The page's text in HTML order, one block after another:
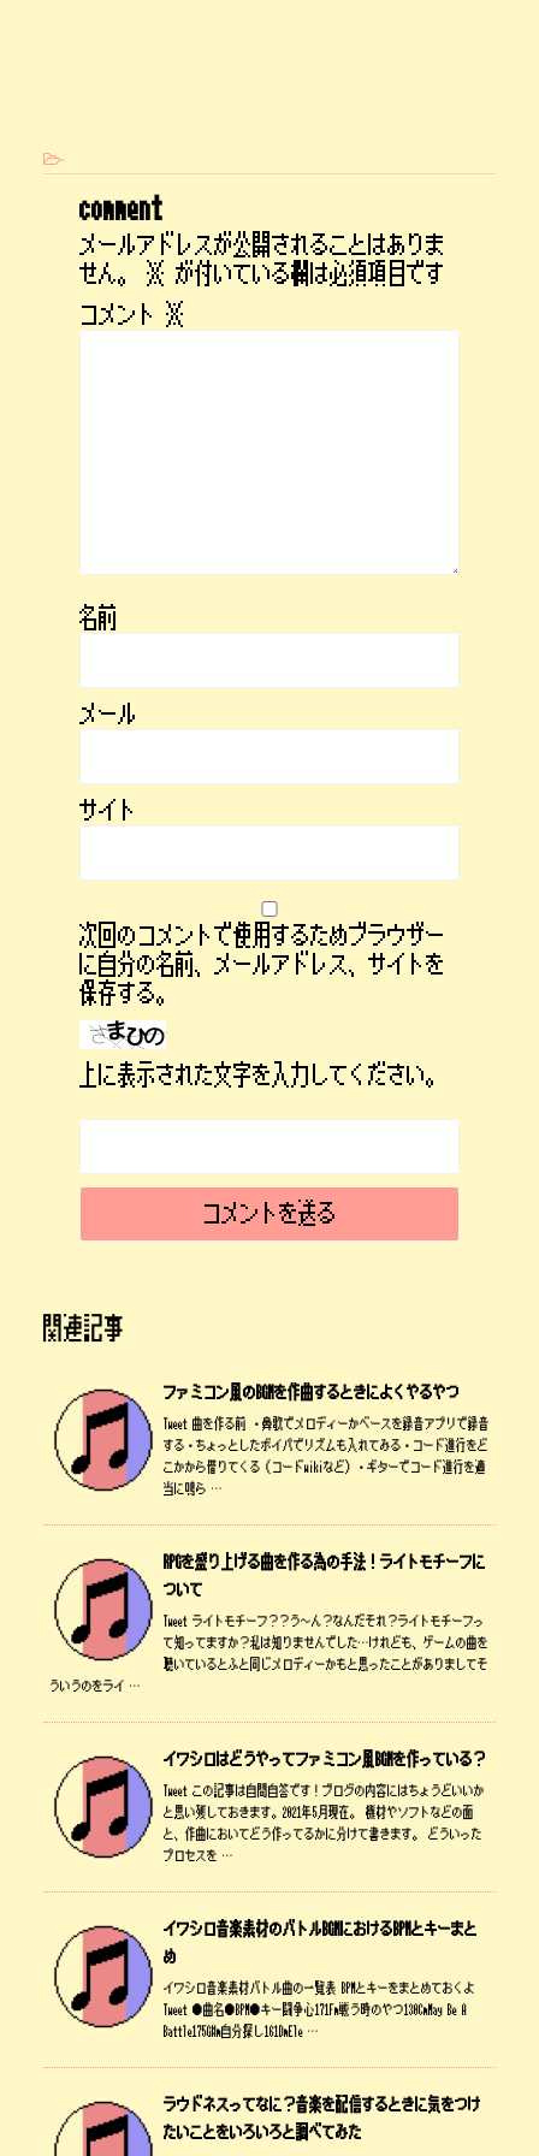
-
comment
メールアドレスが公開されることはありま
せん。
※ が付いている欄は必須項目です
コメント ※
名前
メール
サイト
次回のコメントで使用するためブラウザー
に自分の名前、メールアドレス、サイトを
保存する。
上に表示された文字を入力してください。
関連記事
ファミコン風のBGMを作曲するときによくやるやつ
Tweet 曲を作る前 ・鼻歌でメロディーかベースを録音アプリで録音
する・ちょっとしたボイパでリズムも入れてみる・コード進行をど
こかから借りてくる（コードwikiなど）・ギターでコード進行を適
当に鳴ら …
RPGを盛り上げる曲を作る為の手法！ライトモチーフに
ついて
Tweet ライトモチーフ？？う～ん？なんだそれ？ライトモチーフっ
て知ってますか？私は知りませんでした…けれども、ゲームの曲を
聴いているとふと同じメロディーかもと思ったことがありましてそ
ういうのをライ …
イワシロはどうやってファミコン風BGMを作っている？
Tweet この記事は自問自答です！ブログの内容にはちょうどいいか
と思い残しておきます。2021年5月現在。 機材やソフトなどの面
と、作曲においてどう作ってるかに分けて書きます。 どういった
プロセスを …
イワシロ音楽素材のバトルBGMにおけるBPMとキーまと
め
イワシロ音楽素材バトル曲の一覧表 BPMとキーをまとめておくよ
Tweet ●曲名●BPM●キー闘争心171Fm戦う時のやつ130CmMay Be A
Battle175G#m自分探し161DmEle …
ラウドネスってなに？音楽を配信するときに気をつけ
たいことをいろいろと調べてみた